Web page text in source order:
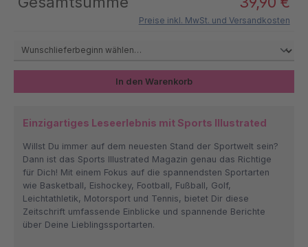
Preise inkl. MwSt. und Versandkosten
In den Warenkorb
Einzigartiges Leseerlebnis mit Sports Illustrated
Willst Du immer auf dem neuesten Stand der Sportwelt sein?
Dann ist das Sports Illustrated Magazin genau das Richtige
für Dich! Mit einem Fokus auf die spannendsten Sportarten
wie Basketball, Eishockey, Football, Fußball, Golf,
Leichtathletik, Motorsport und Tennis, bietet Dir diese
Zeitschrift umfassende Einblicke und spannende Berichte
über Deine Lieblingssportarten.